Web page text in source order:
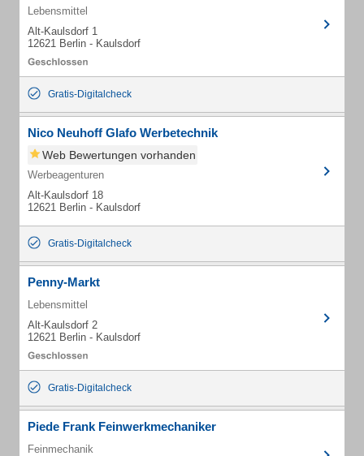
Lebensmittel
Alt-Kaulsdorf 1
12621 Berlin - Kaulsdorf
Gratis-Digitalcheck
Nico Neuhoff Glafo Werbetechnik
Web Bewertungen vorhanden
Werbeagenturen
Alt-Kaulsdorf 18
12621 Berlin - Kaulsdorf
Gratis-Digitalcheck
Penny-Markt
Lebensmittel
Alt-Kaulsdorf 2
12621 Berlin - Kaulsdorf
Gratis-Digitalcheck
Piede Frank Feinwerkmechaniker
Feinmechanik